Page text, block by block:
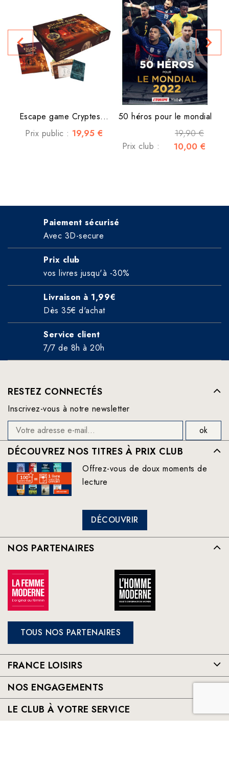
Escape game Cryptes...
Prix public : 19,95 €
50 héros pour le mondial
19,90 €
Prix club : 10,00 €
navigate_before navigate_next
Paiement sécurisé
Avec 3D-secure
Prix club
vos livres jusqu'à -30%
Livraison à 1,99€
Dès 35€ d'achat
Service client
7/7 de 8h à 20h
RESTEZ CONNECTÉS
Inscrivez-vous à notre newsletter
DÉCOUVREZ NOS TITRES À PRIX CLUB
Offrez-vous de doux moments de
lecture
DÉCOUVRIR
NOS PARTENAIRES
TOUS NOS PARTENAIRES
FRANCE LOISIRS
NOS ENGAGEMENTS
LE CLUB À VOTRE SERVICE